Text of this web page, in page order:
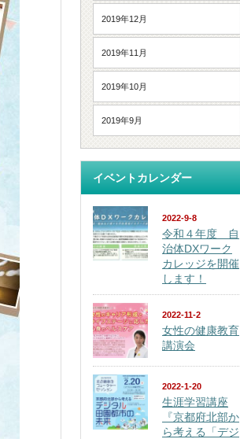
2019年12月
2019年11月
2019年10月
2019年9月
イベントカレンダー
2022-9-8
令和４年度 自
治体DXワーク
カレッジを開催
します！
2022-11-2
女性の健康教育
講演会
2022-1-20
生涯学習講座
『京都府北部か
ら考える「デジ